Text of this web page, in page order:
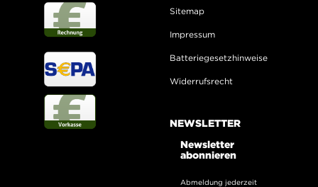
Sitemap
Impressum
Batteriegesetzhinweise
Widerrufsrecht
NEWSLETTER
Newsletter
abonnieren
Abmeldung jederzeit